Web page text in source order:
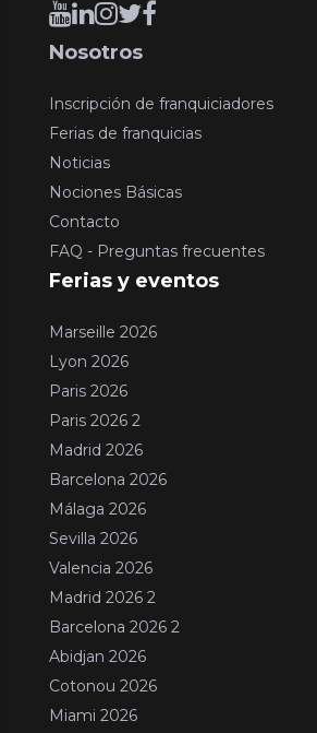
Nosotros
Inscripción de franquiciadores
Ferias de franquicias
Noticias
Nociones Básicas
Contacto
FAQ - Preguntas frecuentes
Ferias y eventos
Marseille 2026
Lyon 2026
Paris 2026
Paris 2026 2
Madrid 2026
Barcelona 2026
Málaga 2026
Sevilla 2026
Valencia 2026
Madrid 2026 2
Barcelona 2026 2
Abidjan 2026
Cotonou 2026
Miami 2026